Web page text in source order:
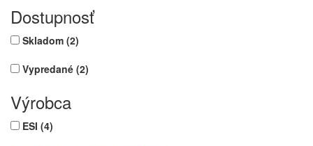
Dostupnosť
Skladom (2)
Vypredané (2)
Výrobca
ESI (4)